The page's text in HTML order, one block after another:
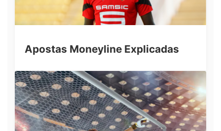
Apostas Moneyline Explicadas